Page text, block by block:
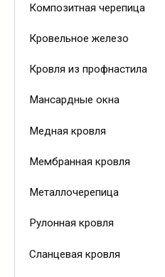
Композитная черепица
Кровельное железо
Кровля из профнастила
Мансардные окна
Медная кровля
Мембранная кровля
Металлочерепица
Рулонная кровля
Сланцевая кровля